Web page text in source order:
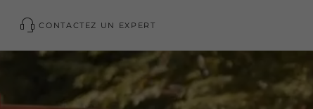
CONTACTEZ UN EXPERT